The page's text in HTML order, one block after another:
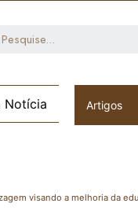
Notícia Artigos
visando a melhoria da